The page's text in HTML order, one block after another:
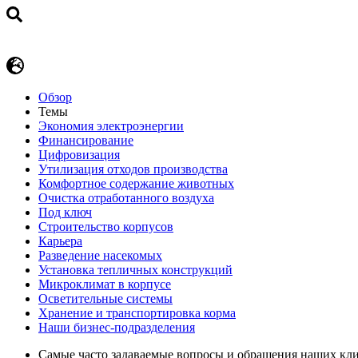
Обзор
Темы
Экономия электроэнергии
Финансирование
Цифровизация
Утилизация отходов производства
Комфортное содержание животных
Очистка отработанного воздуха
Под ключ
Строительство корпусов
Карьера
Разведение насекомых
Установка тепличных конструкций
Микроклимат в корпусе
Осветительные системы
Хранение и транспортировка корма
Наши бизнес-подразделения
Самые часто задаваемые вопросы и обращения наших